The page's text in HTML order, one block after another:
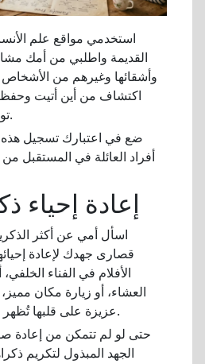
استخدمي مواقع علم
القديمة واطلبي من أمك
وأشقائها وغيرهم من الأشخاص
اكتشاف من أين أتيت وحفظ
تواصلاً هادفاً عبر الأجيال.
ضع في اعتبارك تسجيل هذه
أفراد العائلة في
إعادة إحياء
اسأل أمي عن أكثر
قصارى جهدك لإعادة
الأفلام في الفناء
العشاء، أو زيارة مكان
عزيزة على قلبها تُظهر مدى اهتمامها ورعايتها.
حتى لو لم تتمكن من إعادة
الجهد المبذول لتكريم